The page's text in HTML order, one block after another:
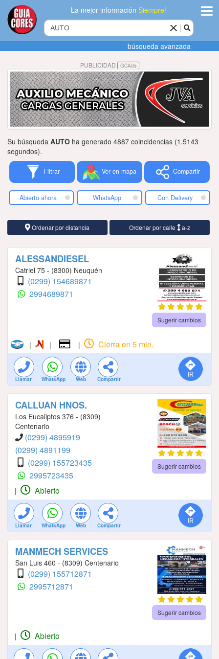
La mejor informaciónSiempre!
Agregar
empresa
Actualizar
datos
Publicidad
Tiendacores
Contactenos
búsqueda avanzada
PUBLICIDAD GCAds
Su búsqueda AUTO ha generado 4887 coincidencias (1.5143
segundos).
Filtrar Ver en mapa Compartir
Abierto ahora WhatsApp Con Delivery
Ordenar por distancia Ordenar por calle a-z
ALESSANDIESEL
Catriel 75 - (8300) Neuquén
(0299) 154689871
2994689871
Sugerir cambios
| | | Cierra en 5 min.
Llamar WhatsApp Web Compartir
CALLUAN HNOS.
Los Eucaliptos 376 - (8309)
Centenario
(0299) 4895919
(0299) 4891199
(0299) 155723435
2995723435
Sugerir cambios
| Abierto
Llamar WhatsApp Web Compartir
MANMECH SERVICES
San Luis 460 - (8309) Centenario
(0299) 155712871
2995712871
Sugerir cambios
| Abierto